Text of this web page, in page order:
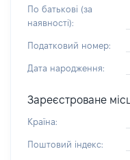
По батькові (за
наявності):
Податковий номер:
Дата народження:
Зареєстроване
Країна:
Поштовий індекс: